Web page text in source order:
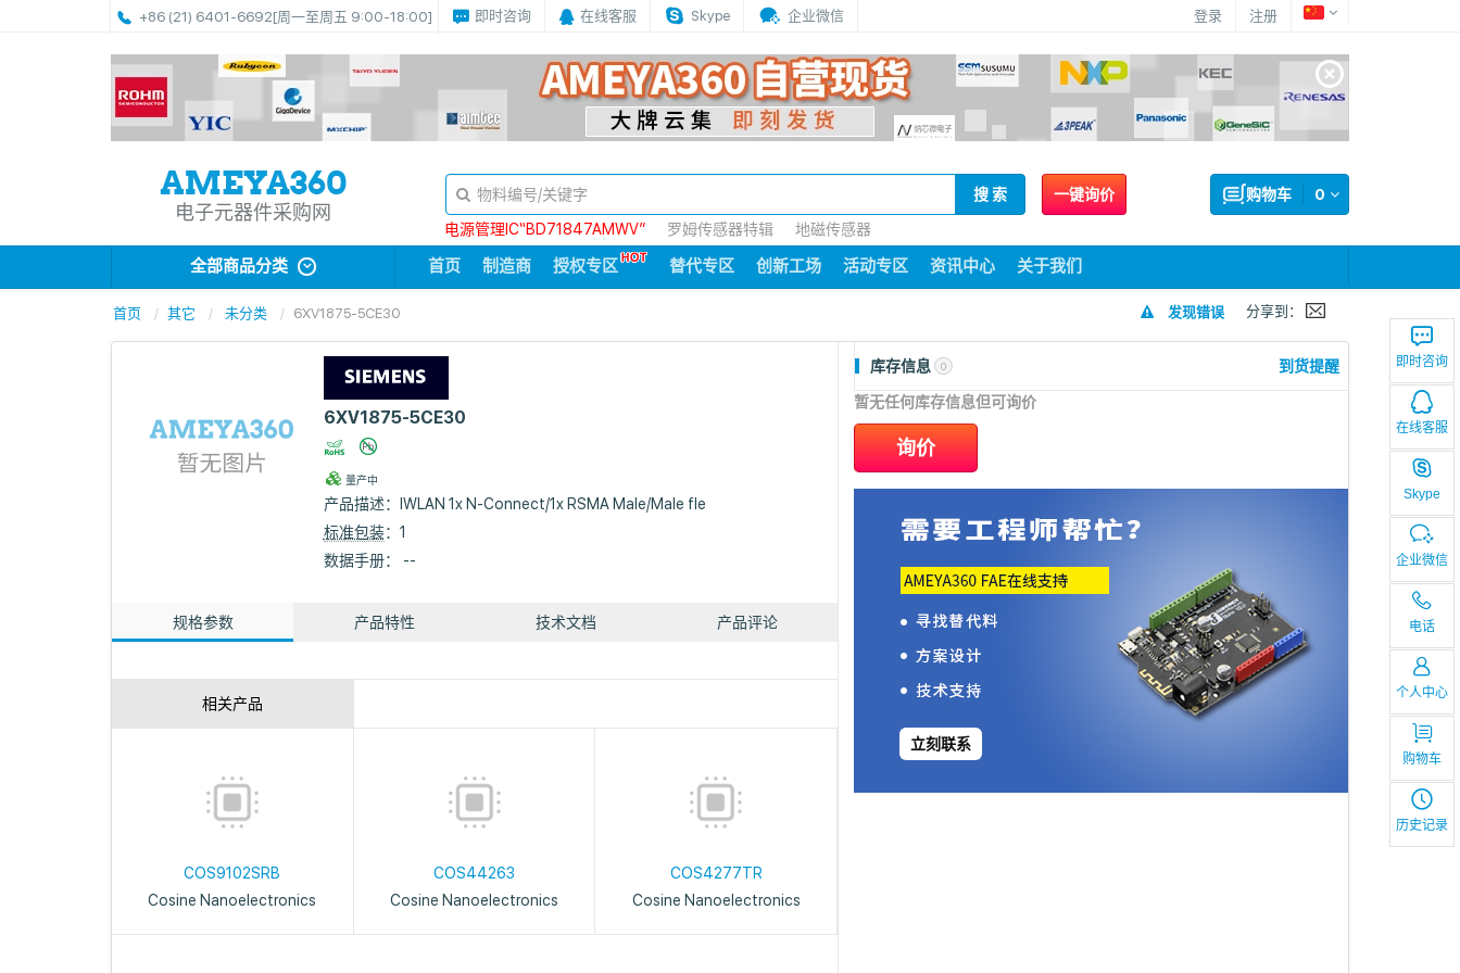
+86 (21) 6401-6692[周一至周五 9:00-18:00] 即时咨询 在线客服 Skype 企业微信 登录 注册
即时咨询
在线客服
Skype
企业微信
电话
个人中心
购物车
历史记录
电子元器件采购网
一键询价 0
购物车
搜 索
电源管理IC“BD71847AMWV”
罗姆传感器特辑 地磁传感器
全部商品分类 首页 制造商 授权专区 替代专区 创新工场 活动专区 资讯中心 关于我们
首页 其它 未分类 6XV1875-5CE30 发现错误 分享到：
6XV1875-5CE30
量产中
产品描述：
IWLAN 1x N-Connect/1x RSMA Male/Male fle
标准包装：1
数据手册： --
规格参数 产品特性 技术文档 产品评论
相关产品
COS9102SRB
Cosine Nanoelectronics
COS44263
Cosine Nanoelectronics
COS4277TR
Cosine Nanoelectronics
库存信息 0 到货提醒
暂无任何库存信息但可询价
询价
立刻联系